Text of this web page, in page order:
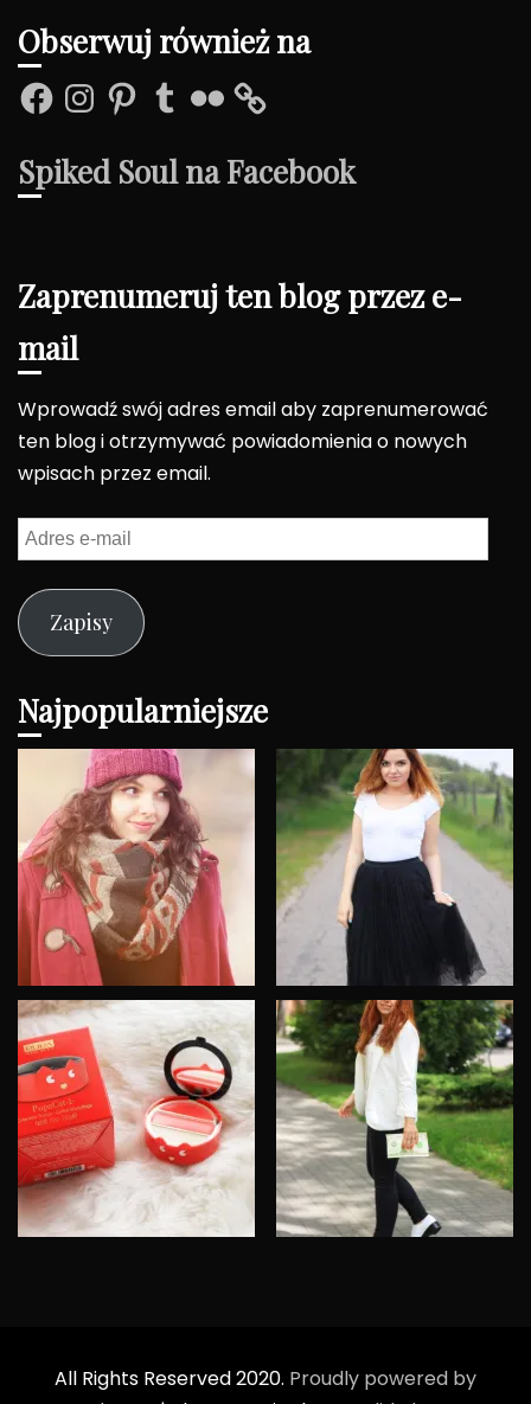
Obserwuj również na
FacebookInstagram
PinterestTumblrFlickr
Spiked Soul na Facebook
Zaprenumeruj ten blog przez e-
mail
Wprowadź swój adres email aby zaprenumerować
ten blog i otrzymywać powiadomienia o nowych
wpisach przez email.
Adres
e-
mail
Zapisy
Najpopularniejsze
All Rights Reserved 2020. Proudly powered by